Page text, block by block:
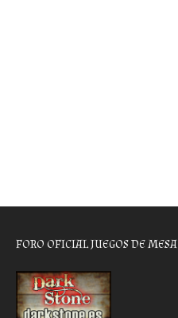
FORO OFICIAL JUEGOS DE MESA